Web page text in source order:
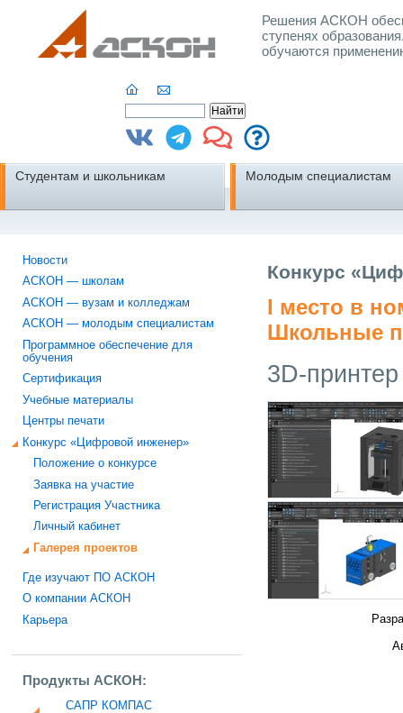
Решения АСКОН
ступенях
обучаются
Студентам и школьникам Молодым специалистам
Новости
АСКОН — школам
АСКОН — вузам и колледжам
АСКОН — молодым специалистам
Программное обеспечение для
обучения
Сертификация
Учебные материалы
Центры печати
Конкурс «Цифровой инженер»
Положение о конкурсе
Заявка на участие
Регистрация Участника
Личный кабинет
Галерея проектов
Где изучают ПО АСКОН
О компании АСКОН
Карьера
Продукты АСКОН:
САПР КОМПАС
Конкурс
I место в
Школьные
3D-